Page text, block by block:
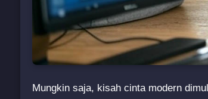
Mungkin saja, kisah cinta modern